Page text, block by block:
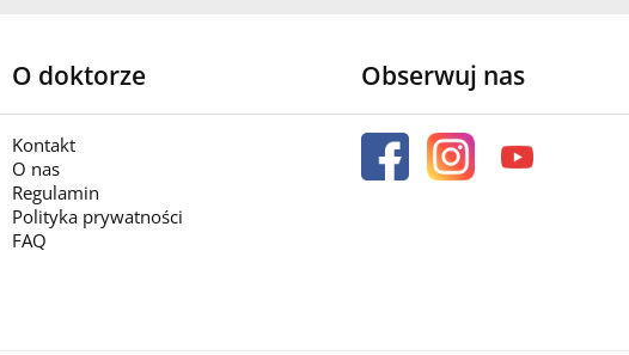
O doktorze
Kontakt
O nas
Regulamin
Polityka prywatności
FAQ
Obserwuj nas